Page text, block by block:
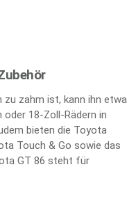
zu zahm ist, kann ihn etwa
18-Zoll-Rädern in
bieten die Toyota
Touch & Go sowie das
GT 86 steht für